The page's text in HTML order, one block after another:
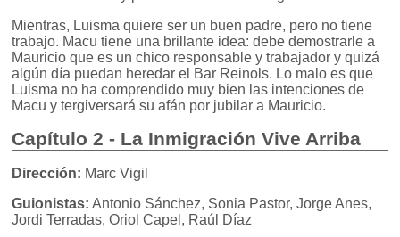
Mientras, Luisma quiere ser un buen padre, pero no tiene
trabajo. Macu tiene una brillante idea: debe demostrarle a
Mauricio que es un chico responsable y trabajador y quizá
algún día puedan heredar el Bar Reinols. Lo malo es que
Luisma no ha comprendido muy bien las intenciones de
Macu y tergiversará su afán por jubilar a Mauricio.
Capítulo 2 - La Inmigración Vive Arriba
Dirección: Marc Vigil
Guionistas: Antonio Sánchez, Sonia Pastor, Jorge Anes,
Jordi Terradas, Oriol Capel, Raúl Díaz